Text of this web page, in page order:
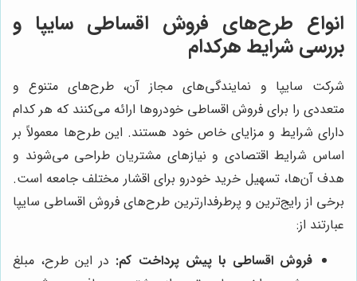
انواع طرح‌های فروش اقساطی سایپا و
بررسی شرایط هرکدام
شرکت سایپا و نمایندگی‌های مجاز آن، طرح‌های متنوع و
متعددی را برای فروش اقساطی خودروها ارائه می‌کنند که هر کدام
دارای شرایط و مزایای خاص خود هستند. این طرح‌ها معمولاً بر
اساس شرایط اقتصادی و نیازهای مشتریان طراحی می‌شوند و
هدف آن‌ها، تسهیل خرید خودرو برای اقشار مختلف جامعه است.
برخی از رایج‌ترین و پرطرفدارترین طرح‌های فروش اقساطی سایپا
عبارتند از:
فروش اقساطی با پیش پرداخت کم: در این طرح، مبلغ